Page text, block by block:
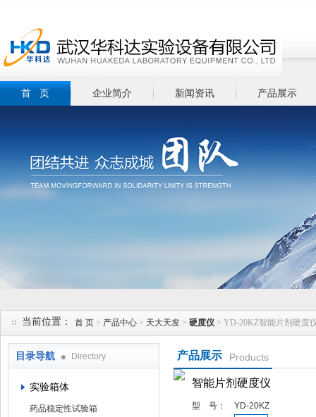
首 页 企业简介 新闻资讯 产品展示
当前位置： 首 页 > 产品中心 > 天大天发 > 硬度仪 > YD-20KZ智能片剂硬度
目录导航 Directory
实验箱体
药品稳定性试验箱
产品展示 Products
智能片剂硬度仪
型 号：
YD-20KZ